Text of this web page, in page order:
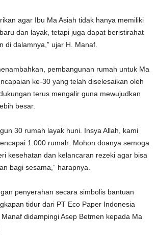
agar Ibu Ma Asiah tidak hanya memiliki
dan layak, tetapi juga dapat beristirahat
di dalamnya,” ujar H. Manaf.
pembangunan rumah untuk Ma
ke-30 yang telah diselesaikan oleh
terus mengalir guna mewujudkan
besar.
30 rumah layak huni. Insya Allah, kami
1.000 rumah. Mohon doanya semoga
kesehatan dan kelancaran rezeki agar bisa
bagi sesama,” harapnya.
penyerahan secara simbolis bantuan
tidur dari PT Eco Paper Indonesia
didampingi Asep Betmen kepada Ma